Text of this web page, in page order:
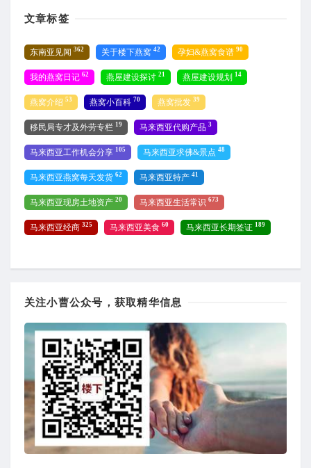
文章标签
东南亚见闻 362 关于楼下燕窝 42 孕妇&燕窝食谱 90
我的燕窝日记 62 燕屋建设探讨 21 燕屋建设规划 14
燕窝介绍 53 燕窝小百科 70 燕窝批发 39
移民局专才及外劳专栏 19 马来西亚代购产品 3
马来西亚工作机会分享 105 马来西亚求佛&景点 48
马来西亚燕窝每天发货 62 马来西亚特产 41
马来西亚现房土地资产 20 马来西亚生活常识 673
马来西亚经商 325 马来西亚美食 60 马来西亚长期签证 189
关注小曹公众号，获取精华信息